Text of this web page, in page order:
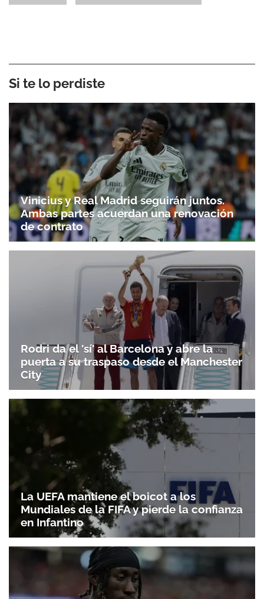
Si te lo perdiste
Vinicius y Real Madrid seguirán juntos.
Ambas partes acuerdan una renovación
de contrato
Rodri da el 'sí' al Barcelona y abre la
puerta a su traspaso desde el Manchester
City
La UEFA mantiene el boicot a los
Mundiales de la FIFA y pierde la confianza
en Infantino